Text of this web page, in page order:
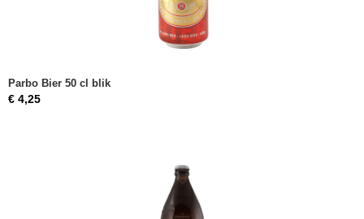
Parbo Bier 50 cl blik
€ 4,25